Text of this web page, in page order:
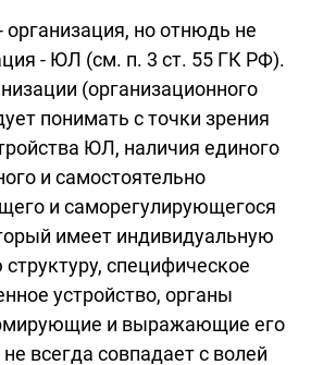
но отнюдь не
- ЮЛ (см. п. 3 ст. 55 ГК РФ).
(организационного
понимать с точки зрения
ЮЛ, наличия единого
и самостоятельно
и саморегулирующегося
имеет индивидуальную
специфическое
устройство, органы
и выражающие его
всегда совпадает с волей